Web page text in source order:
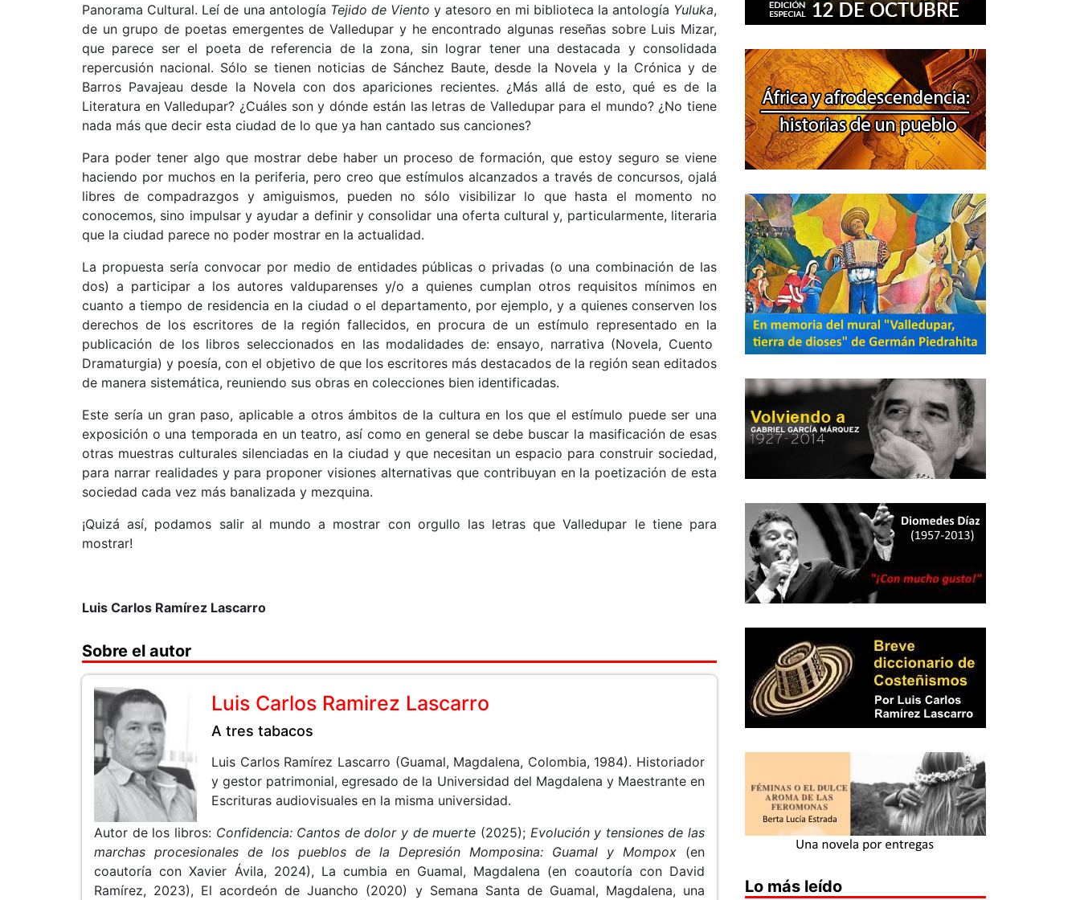
Panorama Cultural. Leí de una antología Tejido de Viento y atesoro en mi biblioteca la antología Yuluka,
de un grupo de poetas emergentes de Valledupar y he encontrado algunas reseñas sobre Luis Mizar,
que parece ser el poeta de referencia de la zona, sin lograr tener una destacada y consolidada
repercusión nacional. Sólo se tienen noticias de Sánchez Baute, desde la Novela y la Crónica y de
Barros Pavajeau desde la Novela con dos apariciones recientes. ¿Más allá de esto, qué es de la
Literatura en Valledupar? ¿Cuáles son y dónde están las letras de Valledupar para el mundo? ¿No tiene
nada más que decir esta ciudad de lo que ya han cantado sus canciones?
Para poder tener algo que mostrar debe haber un proceso de formación, que estoy seguro se viene
haciendo por muchos en la periferia, pero creo que estímulos alcanzados a través de concursos, ojalá
libres de compadrazgos y amiguismos, pueden no sólo visibilizar lo que hasta el momento no
conocemos, sino impulsar y ayudar a definir y consolidar una oferta cultural y, particularmente, literaria
que la ciudad parece no poder mostrar en la actualidad.
La propuesta sería convocar por medio de entidades públicas o privadas (o una combinación de las
dos) a participar a los autores valduparenses y/o a quienes cumplan otros requisitos mínimos en
cuanto a tiempo de residencia en la ciudad o el departamento, por ejemplo, y a quienes conserven los
derechos de los escritores de la región fallecidos, en procura de un estímulo representado en la
publicación de los libros seleccionados en las modalidades de: ensayo, narrativa (Novela, Cuento
Dramaturgia) y poesía, con el objetivo de que los escritores más destacados de la región sean editados
de manera sistemática, reuniendo sus obras en colecciones bien identificadas.
Este sería un gran paso, aplicable a otros ámbitos de la cultura en los que el estímulo puede ser una
exposición o una temporada en un teatro, así como en general se debe buscar la masificación de esas
otras muestras culturales silenciadas en la ciudad y que necesitan un espacio para construir sociedad,
para narrar realidades y para proponer visiones alternativas que contribuyan en la poetización de esta
sociedad cada vez más banalizada y mezquina.
¡Quizá así, podamos salir al mundo a mostrar con orgullo las letras que Valledupar le tiene para
mostrar!
Luis Carlos Ramírez Lascarro
Sobre el autor
Luis Carlos Ramirez Lascarro
A tres tabacos
Luis Carlos Ramírez Lascarro (Guamal, Magdalena, Colombia, 1984). Historiador
y gestor patrimonial, egresado de la Universidad del Magdalena y Maestrante en
Escrituras audiovisuales en la misma universidad.
Autor de los libros: Confidencia: Cantos de dolor y de muerte (2025); Evolución y tensiones de las
marchas procesionales de los pueblos de la Depresión Momposina: Guamal y Mompox (en
coautoría con Xavier Ávila, 2024), La cumbia en Guamal, Magdalena (en coautoría con David
Ramírez, 2023), El acordeón de Juancho (2020) y Semana Santa de Guamal, Magdalena, una
Lo más leído